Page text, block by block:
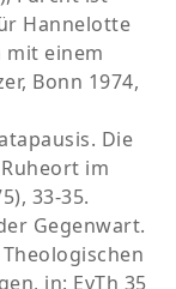
Hannelotte
mit einem
Bonn 1974,
Die
im
33-35.
Gegenwart.
in: EvTh 35